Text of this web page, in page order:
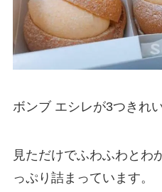
ボンブ エシレが3つきれ
見ただけでふわふわとわ
っぷり詰まっています。